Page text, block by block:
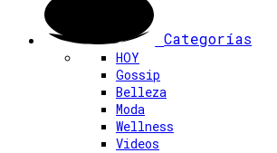
Categorías
HOY
Gossip
Belleza
Moda
Wellness
Videos